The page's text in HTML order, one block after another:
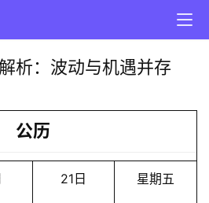
析：波动与机遇并存
公历
21日 星期五